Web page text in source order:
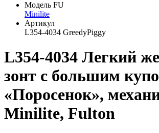
Модель FU
Minilite
Артикул
L354-4034 GreedyPiggy
L354-4034 Легкий
зонт с большим
«Поросенок»,
Minilite, Fulton